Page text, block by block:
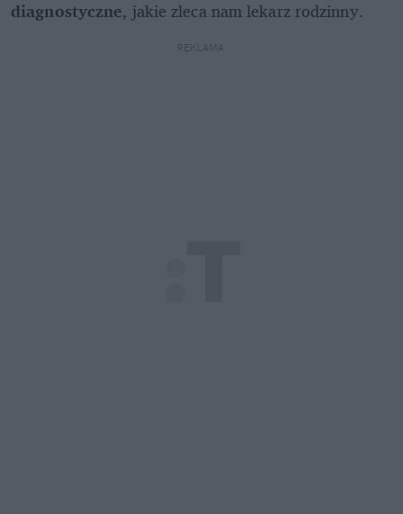
diagnostyczne, jakie zleca nam lekarz rodzinny.
REKLAMA